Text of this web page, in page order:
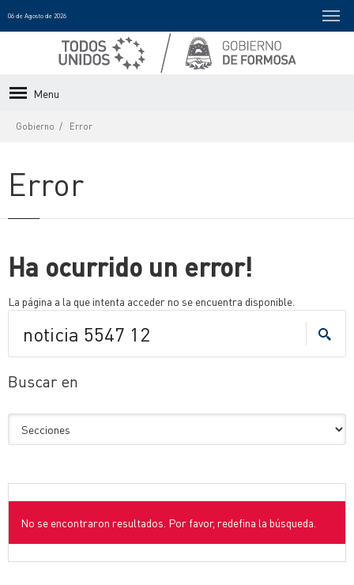
06 de Agosto de 2026
Menu
Gobierno Error
Error
Ha ocurrido un error!
La página a la que intenta acceder no se encuentra disponible.
Buscar en
No se encontraron resultados. Por favor, redefina la búsqueda.